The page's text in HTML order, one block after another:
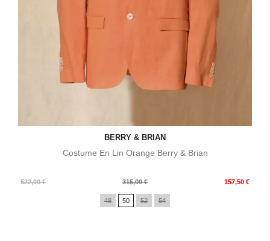
BERRY & BRIAN
Costume En Lin Orange Berry & Brian
522,00 €
Prix
315,00 € 157,50 €
Prix
48 50 52 54